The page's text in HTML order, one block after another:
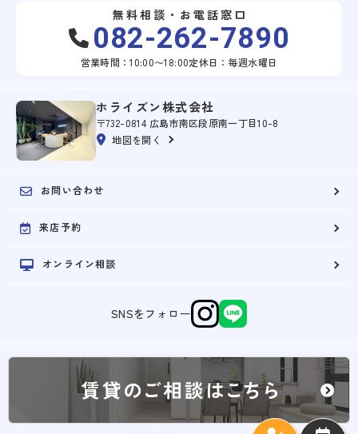
無料相談・お電話窓口
082-262-7890
営業時間：10:00〜18:00定休日：毎週水曜日
ホライズン株式会社
〒732-0814 広島市南区段原南一丁目10-8
地図を開く
お問い合わせ
来店予約
オンライン相談
SNSをフォロー